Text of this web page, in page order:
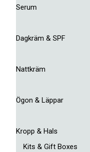
Serum
Dagkräm & SPF
Nattkräm
Ögon & Läppar
Kropp & Hals
Kits & Gift Boxes